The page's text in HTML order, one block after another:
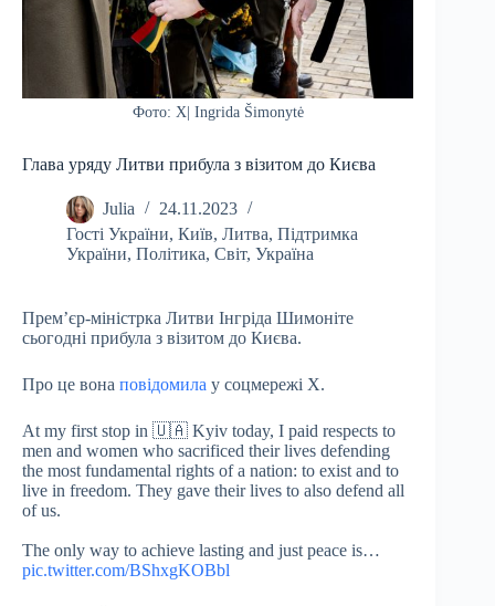
Фото: Х| Ingrida Šimonytė
Глава уряду Литви прибула з візитом до Києва
Julia
24.11.2023
Гості України, Київ, Литва, Підтримка
України, Політика, Світ, Україна
Прем’єр-міністрка Литви Інгріда Шимоніте
сьогодні прибула з візитом до Києва.
Про це вона повідомила у соцмережі Х.
At my first stop in 🇺🇦 Kyiv today, I paid respects to
men and women who sacrificed their lives defending
the most fundamental rights of a nation: to exist and to
live in freedom. They gave their lives to also defend all
of us.
The only way to achieve lasting and just peace is…
pic.twitter.com/BShxgKOBbl